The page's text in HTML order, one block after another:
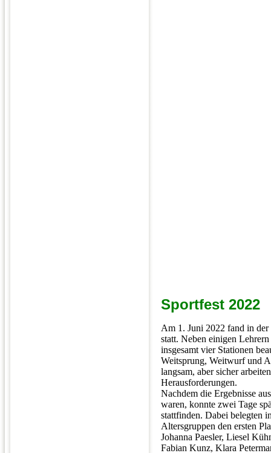
Sportfest 2022
Am 1. Juni 2022 fand in der
statt. Neben einigen
insgesamt vier Stationen
Weitsprung, Weitwurf und
langsam, aber sicher
Herausforderungen.
Nachdem die Ergebnisse
waren, konnte zwei Tage
stattfinden. Dabei belegten
Altersgruppen den ersten
Johanna Paesler, Liesel
Fabian Kunz, Klara